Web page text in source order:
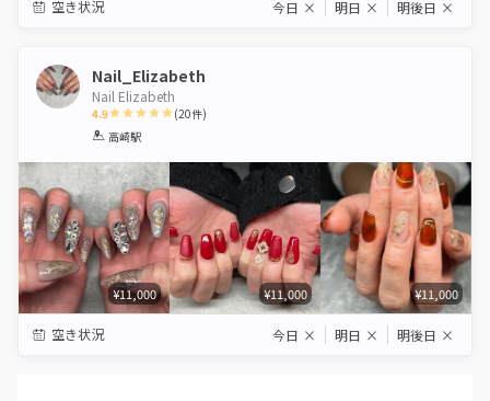
空き状況 今日 × 明日 × 明後日 ×
Nail_Elizabeth
Nail Elizabeth
4.9
1 2 3
(20件)
高崎駅
¥11,000 ¥11,000 ¥11,000
空き状況 今日 × 明日 × 明後日 ×